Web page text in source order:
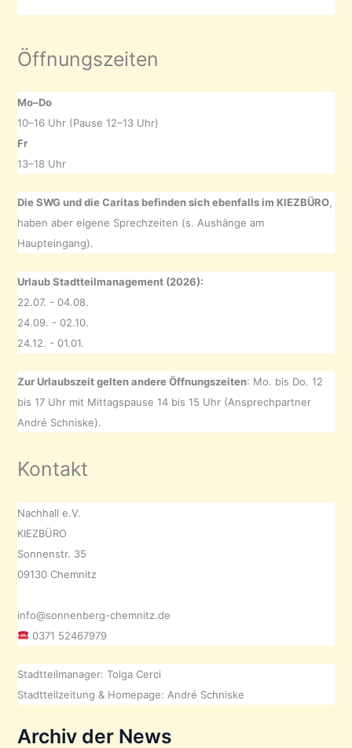
Öffnungszeiten
Mo–Do
10–16 Uhr (Pause 12–13 Uhr)
Fr
13–18 Uhr
Die SWG und die Caritas befinden sich ebenfalls im KIEZBÜRO,
haben aber eigene Sprechzeiten (s. Aushänge am
Haupteingang).
Urlaub Stadtteilmanagement (2026):
22.07. - 04.08.
24.09. - 02.10.
24.12. - 01.01.
Zur Urlaubszeit gelten andere Öffnungszeiten: Mo. bis Do. 12
bis 17 Uhr mit Mittagspause 14 bis 15 Uhr (Ansprechpartner
André Schniske).
Kontakt
Nachhall e.V.
KIEZBÜRO
Sonnenstr. 35
09130 Chemnitz
info@sonnenberg-chemnitz.de
0371 52467979
Stadtteilmanager: Tolga Cerci
Stadtteilzeitung & Homepage: André Schniske
Archiv der News